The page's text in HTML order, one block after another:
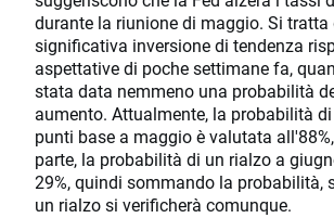
durante la riunione di maggio. Si tratta
significativa inversione di tendenza
aspettative di poche settimane fa,
stata data nemmeno una probabilità
aumento. Attualmente, la probabilità
punti base a maggio è valutata
parte, la probabilità di un rialzo a
29%, quindi sommando la probabilità,
un rialzo si verificherà comunque.